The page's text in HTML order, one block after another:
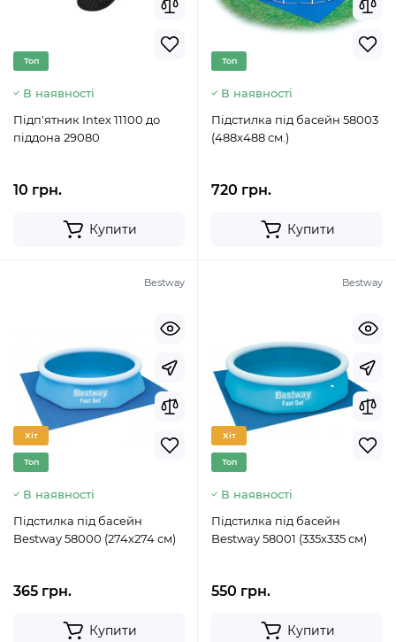
Топ
В наявності
Підп'ятник Intex 11100 до
піддона 29080
10 грн.
Купити
Топ
В наявності
Підстилка під басейн 58003
(488х488 см.)
720 грн.
Купити
Bestway
Хіт
Топ
В наявності
Підстилка під басейн
Bestway 58000 (274х274 см)
365 грн.
Купити
Bestway
Хіт
Топ
В наявності
Підстилка під басейн
Bestway 58001 (335х335 см)
550 грн.
Купити